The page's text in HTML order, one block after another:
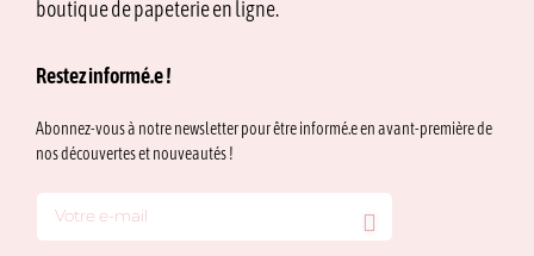
boutique de papeterie en ligne.
Restez informé.e !
Abonnez-vous à notre newsletter pour être informé.e en avant-première de
nos découvertes et nouveautés !